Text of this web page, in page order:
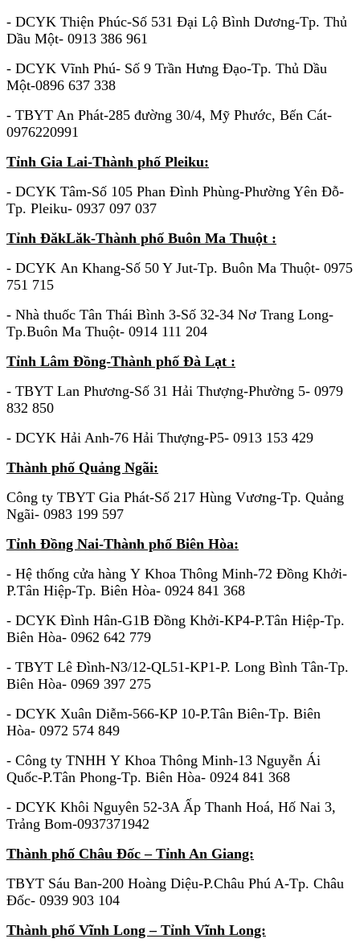
- DCYK Thiện Phúc-Số 531 Đại Lộ Bình Dương-Tp. Thủ
Dầu Một- 0913 386 961
- DCYK Vĩnh Phú- Số 9 Trần Hưng Đạo-Tp. Thủ Dầu
Một-0896 637 338
- TBYT An Phát-285 đường 30/4, Mỹ Phước, Bến Cát-
0976220991
Tỉnh Gia Lai-Thành phố Pleiku:
- DCYK Tâm-Số 105 Phan Đình Phùng-Phường Yên Đỗ-
Tp. Pleiku- 0937 097 037
Tỉnh ĐăkLăk-Thành phố Buôn Ma Thuột :
- DCYK An Khang-Số 50 Y Jut-Tp. Buôn Ma Thuột- 0975
751 715
- Nhà thuốc Tân Thái Bình 3-Số 32-34 Nơ Trang Long-
Tp.Buôn Ma Thuột- 0914 111 204
Tỉnh Lâm Đồng-Thành phố Đà Lạt :
- TBYT Lan Phương-Số 31 Hải Thượng-Phường 5- 0979
832 850
- DCYK Hải Anh-76 Hải Thượng-P5- 0913 153 429
Thành phố Quảng Ngãi:
Công ty TBYT Gia Phát-Số 217 Hùng Vương-Tp. Quảng
Ngãi- 0983 199 597
Tỉnh Đồng Nai-Thành phố Biên Hòa:
- Hệ thống cửa hàng Y Khoa Thông Minh-72 Đồng Khởi-
P.Tân Hiệp-Tp. Biên Hòa- 0924 841 368
- DCYK Đình Hân-G1B Đồng Khởi-KP4-P.Tân Hiệp-Tp.
Biên Hòa- 0962 642 779
- TBYT Lê Đình-N3/12-QL51-KP1-P. Long Bình Tân-Tp.
Biên Hòa- 0969 397 275
- DCYK Xuân Diễm-566-KP 10-P.Tân Biên-Tp. Biên
Hòa- 0972 574 849
- Công ty TNHH Y Khoa Thông Minh-13 Nguyễn Ái
Quốc-P.Tân Phong-Tp. Biên Hòa- 0924 841 368
- DCYK Khôi Nguyên 52-3A Ấp Thanh Hoá, Hố Nai 3,
Trảng Bom-0937371942
Thành phố Châu Đốc – Tỉnh An Giang:
TBYT Sáu Ban-200 Hoàng Diệu-P.Châu Phú A-Tp. Châu
Đốc- 0939 903 104
Thành phố Vĩnh Long – Tỉnh Vĩnh Long: